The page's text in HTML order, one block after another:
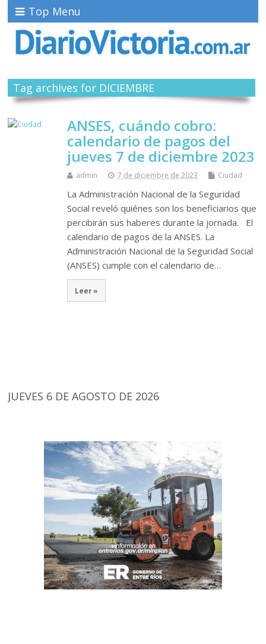
Top Menu
Tag archives for DICIEMBRE
ANSES, cuándo cobro:
calendario de pagos del
jueves 7 de diciembre 2023
admin 7 de diciembre de 2023 Ciudad
La Administración Nacional de la Seguridad
Social reveló quiénes son los beneficiarios que
percibirán sus haberes durante la jornada. El
calendario de pagos de la ANSES. La
Administración Nacional de la Seguridad Social
(ANSES) cumple con el calendario de…
Leer »
JUEVES 6 DE AGOSTO DE 2026